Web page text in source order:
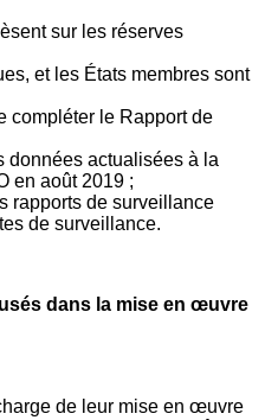
sur les réserves
et les États membres sont
compléter le Rapport de
données actualisées à la
en août 2019 ;
rapports de surveillance
de surveillance.
dans la mise en œuvre
de leur mise en œuvre